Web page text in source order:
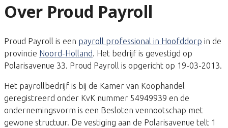
Over Proud Payroll
Proud Payroll is een payroll professional in Hoofddorp in de
provincie Noord-Holland. Het bedrijf is gevestigd op
Polarisavenue 33. Proud Payroll is opgericht op 19-03-2013.
Het payrollbedrijf is bij de Kamer van Koophandel
geregistreerd onder KvK nummer 54949939 en de
ondernemingsvorm is een Besloten vennootschap met
gewone structuur. De vestiging aan de Polarisavenue telt 1